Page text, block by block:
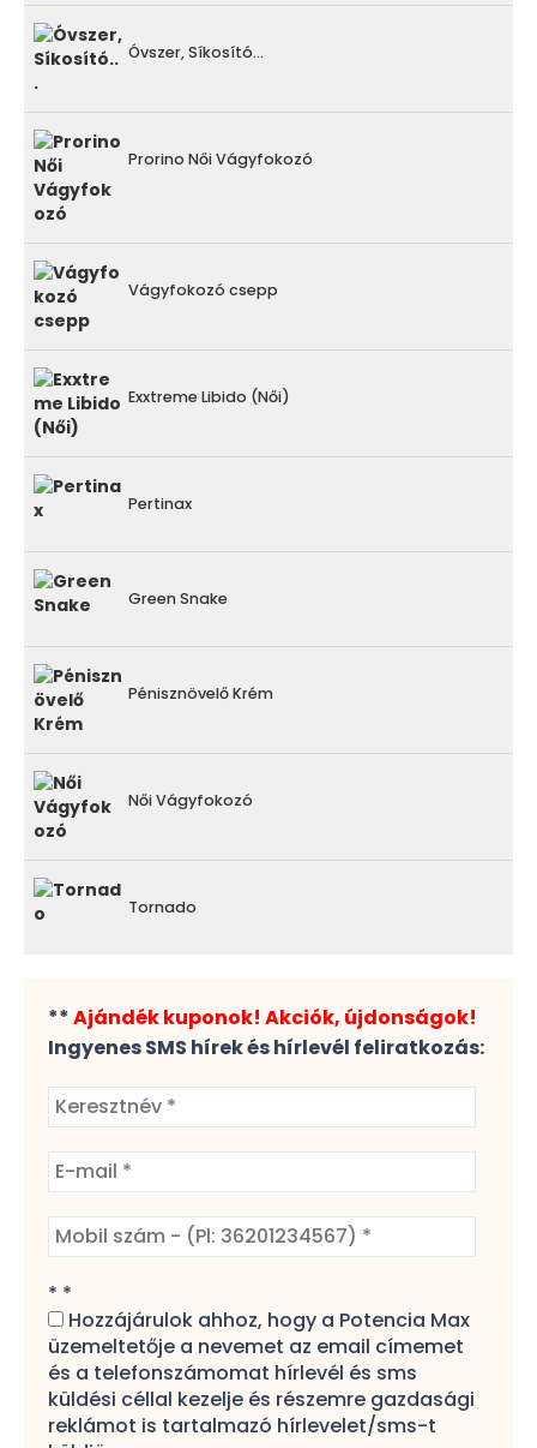
Óvszer, Síkosító...
Prorino Női Vágyfokozó
Vágyfokozó csepp
Exxtreme Libido (Női)
Pertinax
Green Snake
Pénisznövelő Krém
Női Vágyfokozó
Tornado
**Ajándék kuponok! Akciók, újdonságok!
Ingyenes SMS hírek és hírlevél feliratkozás:
* *
Hozzájárulok ahhoz, hogy a Potencia Max
üzemeltetője a nevemet az email címemet
és a telefonszámomat hírlevél és sms
küldési céllal kezelje és részemre gazdasági
reklámot is tartalmazó hírlevelet/sms-t